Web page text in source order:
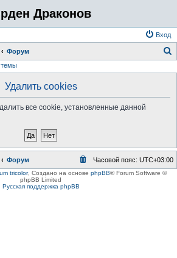
Драконов
Вход
Форум
темы
Удалить cookies
все cookie, установленные данной
Форум Часовой пояс: UTC+03:00
tricolor, Создано на основе phpBB® Forum Software ©
phpBB Limited
Русская поддержка phpBB